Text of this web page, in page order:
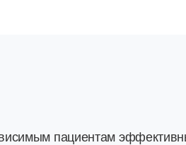
пациентам